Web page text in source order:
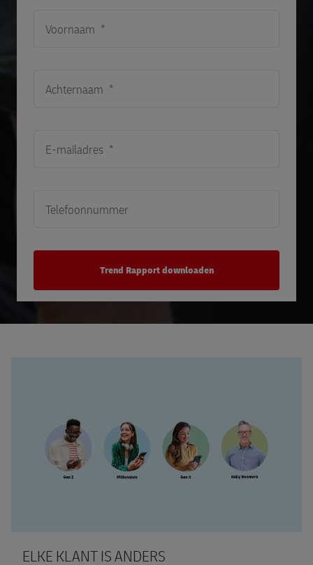
Voornaam
Achternaam
E-mailadres
Telefoonnummer
ELKE KLANT IS ANDERS